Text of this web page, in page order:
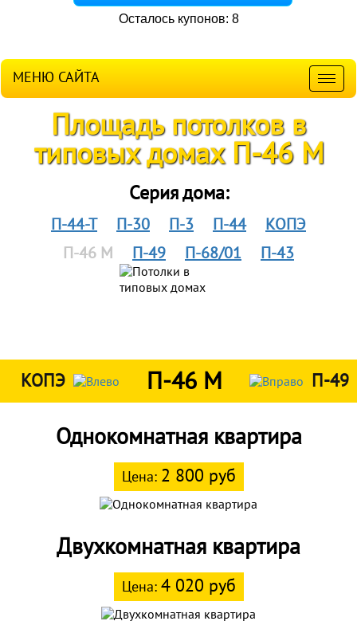
Осталось купонов: 8
МЕНЮ САЙТА
Площадь потолков в
типовых домах П-46 М
Серия дома:
П-44-Т П-30 П-3 П-44
КОПЭ
П-46 М
П-49 П-68/01 П-43
КОПЭ П-46 М П-49
Однокомнатная квартира
Цена: 2 800 руб
Двухкомнатная квартира
Цена: 4 020 руб